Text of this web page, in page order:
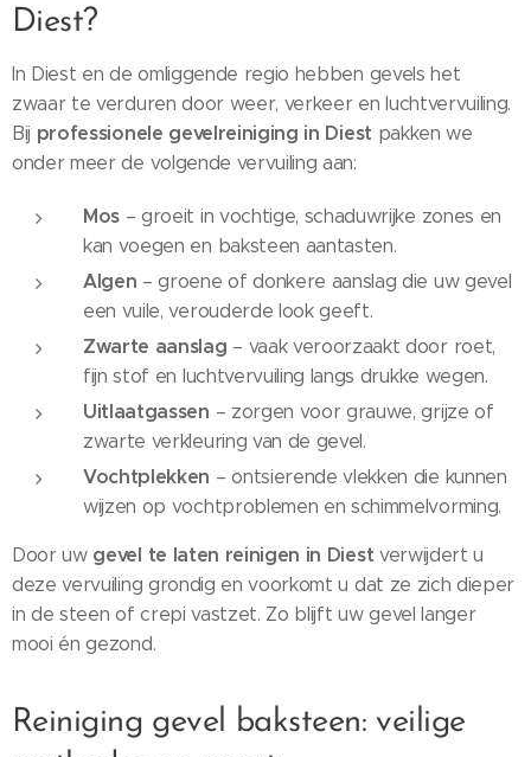
Diest?
In Diest en de omliggende regio hebben gevels het
zwaar te verduren door weer, verkeer en luchtvervuiling.
Bij professionele gevelreiniging in Diest pakken we
onder meer de volgende vervuiling aan:
Mos – groeit in vochtige, schaduwrijke zones en
kan voegen en baksteen aantasten.
Algen – groene of donkere aanslag die uw gevel
een vuile, verouderde look geeft.
Zwarte aanslag – vaak veroorzaakt door roet,
fijn stof en luchtvervuiling langs drukke wegen.
Uitlaatgassen – zorgen voor grauwe, grijze of
zwarte verkleuring van de gevel.
Vochtplekken – ontsierende vlekken die kunnen
wijzen op vochtproblemen en schimmelvorming.
Door uw gevel te laten reinigen in Diest verwijdert u
deze vervuiling grondig en voorkomt u dat ze zich dieper
in de steen of crepi vastzet. Zo blijft uw gevel langer
mooi én gezond.
Reiniging gevel baksteen: veilige